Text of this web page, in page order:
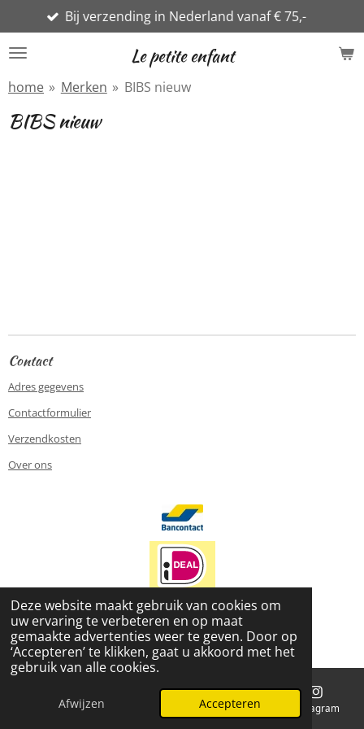
Deze website maakt gebruik van cookies om
uw ervaring te verbeteren en op maat
gemaakte advertenties weer te geven. Door op
‘Accepteren’ te klikken, gaat u akkoord met het
gebruik van alle cookies.
Afwijzen Accepteren
direct
naar
hoofdinhoud
Le petite enfant
verzending in Nederland vanaf € 75,-
home » Merken » BIBS nieuw
BIBS nieuw
Contact
Adres gegevens
Contactformulier
Verzendkosten
Over ons
2026 www.le-petite-enfant.nl
Powered byJouwWeb
E-mailadres Kaart Instagram